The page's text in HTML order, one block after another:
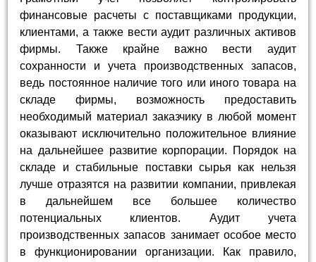
финансовые расчеты с поставщиками продукции,
клиентами, а также вести аудит различных активов
фирмы. Также крайне важно вести аудит
сохранности и учета производственных запасов,
ведь постоянное наличие того или иного товара на
складе фирмы, возможность предоставить
необходимый материал заказчику в любой момент
оказывают исключительно положительное влияние
на дальнейшее развитие корпорации. Порядок на
складе и стабильные поставки сырья как нельзя
лучше отразятся на развитии компании, привлекая
в дальнейшем все большее количество
потенциальных клиентов. Аудит учета
производственных запасов занимает особое место
в функционировании организации. Как правило,